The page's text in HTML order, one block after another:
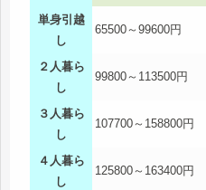
単身引越
し
65500～99600円
２人暮ら
し
99800～113500円
３人暮ら
し
107700～158800円
４人暮ら
し
125800～163400円